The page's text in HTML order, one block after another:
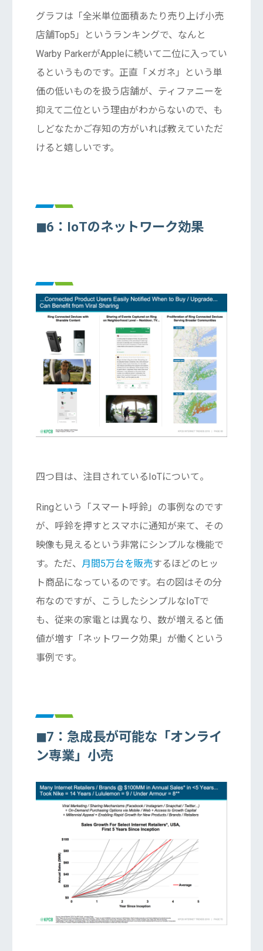
グラフは「全米単位面積あたり売り上げ小売
店舗Top5」というランキングで、なんと
Warby ParkerがAppleに続いて二位に入ってい
るというものです。正直「メガネ」という単
価の低いものを扱う店舗が、ティファニーを
抑えて二位という理由がわからないので、も
しどなたかご存知の方がいれば教えていただ
けると嬉しいです。
◼︎6：IoTのネットワーク効果
四つ目は、注目されているIoTについて。
Ringという「スマート呼鈴」の事例なのです
が、呼鈴を押すとスマホに通知が来て、その
映像も見えるという非常にシンプルな機能で
す。ただ、
月間5万台を販売するほどのヒッ
ト商品になっているのです。右の図はその分
布なのですが、こうしたシンプルなIoTで
も、従来の家電とは異なり、数が増えると価
値が増す「ネットワーク効果」が働くという
事例です。
◼︎7：急成長が可能な「オンライ
ン専業」小売